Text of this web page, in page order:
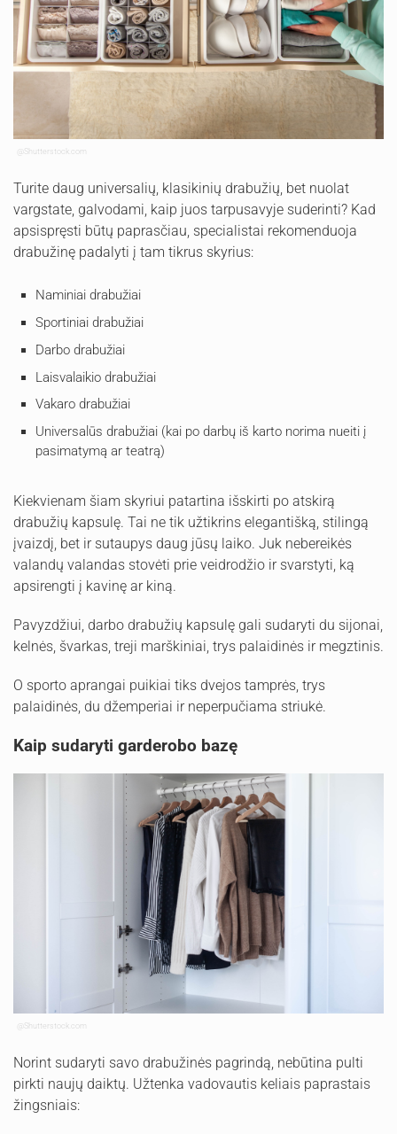
@Shutterstock.com
Turite daug universalių, klasikinių drabužių, bet nuolat
vargstate, galvodami, kaip juos tarpusavyje suderinti? Kad
apsispręsti būtų paprasčiau, specialistai rekomenduoja
drabužinę padalyti į tam tikrus skyrius:
Naminiai drabužiai
Sportiniai drabužiai
Darbo drabužiai
Laisvalaikio drabužiai
Vakaro drabužiai
Universalūs drabužiai (kai po darbų iš karto norima nueiti į
pasimatymą ar teatrą)
Kiekvienam šiam skyriui patartina išskirti po atskirą
drabužių kapsulę. Tai ne tik užtikrins elegantišką, stilingą
įvaizdį, bet ir sutaupys daug jūsų laiko. Juk nebereikės
valandų valandas stovėti prie veidrodžio ir svarstyti, ką
apsirengti į kavinę ar kiną.
Pavyzdžiui, darbo drabužių kapsulę gali sudaryti du sijonai,
kelnės, švarkas, treji marškiniai, trys palaidinės ir megztinis.
O sporto aprangai puikiai tiks dvejos tamprės, trys
palaidinės, du džemperiai ir neperpučiama striukė.
Kaip sudaryti garderobo bazę
@Shutterstock.com
Norint sudaryti savo drabužinės pagrindą, nebūtina pulti
pirkti naujų daiktų. Užtenka vadovautis keliais paprastais
žingsniais: